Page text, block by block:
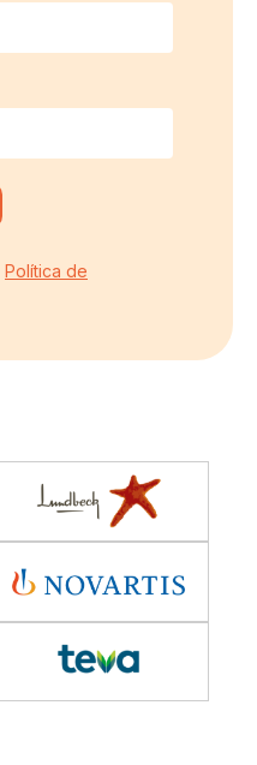
Política de